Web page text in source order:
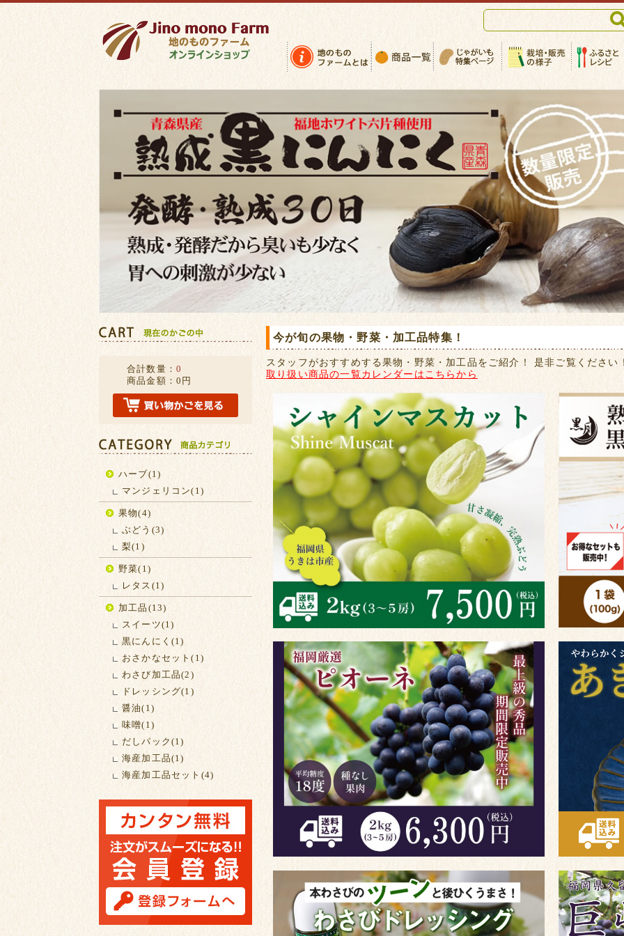
今が旬の果物・野菜・加工品特集！
スタッフがおすすめする果物・野菜・加工品をご紹介！ 是非ご覧ください
取り扱い商品の一覧カレンダーはこちらから
合計数量： 0
商品金額： 0円
ハーブ(1)
マンジェリコン(1)
果物(4)
ぶどう(3)
梨(1)
野菜(1)
レタス(1)
加工品(13)
スイーツ(1)
黒にんにく(1)
おさかなセット(1)
わさび加工品(2)
ドレッシング(1)
醤油(1)
味噌(1)
だしパック(1)
海産加工品(1)
海産加工品セット(4)